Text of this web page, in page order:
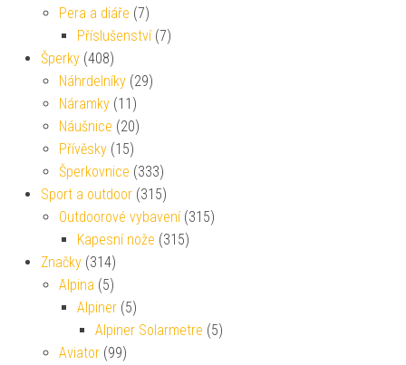
Pera a diáře (7)
Příslušenství (7)
Šperky (408)
Náhrdelníky (29)
Náramky (11)
Náušnice (20)
Přívěsky (15)
Šperkovnice (333)
Sport a outdoor (315)
Outdoorové vybavení (315)
Kapesní nože (315)
Značky (314)
Alpina (5)
Alpiner (5)
Alpiner Solarmetre (5)
Aviator (99)